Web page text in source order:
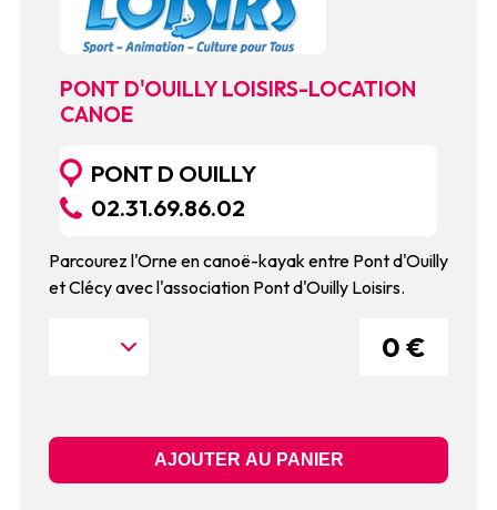
PONT D'OUILLY LOISIRS-LOCATION
CANOE
PONT D OUILLY
02.31.69.86.02
Parcourez l'Orne en canoë-kayak entre Pont d'Ouilly
et Clécy avec l'association Pont d'Ouilly Loisirs.
0 €